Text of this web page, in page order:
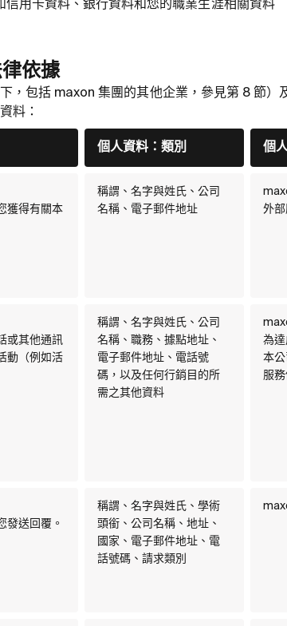
信用卡資料、銀行資料和您的職業生涯相關資料
依據
，包括 maxon 集團的其他企業，參見第 8 節）
料：
個人資料：類別 個
獲得有關本
稱謂、名字與姓氏、公司
名稱、電子郵件地址
外部
或其他通訊
動（例如活
稱謂、名字與姓氏、公司
名稱、職務、據點地址、
電子郵件地址、電話號
碼，以及任何行銷目的所
需之其他資料
為達
本
服
發送回覆。
稱謂、名字與姓氏、學術
頭銜、公司名稱、地址、
國家、電子郵件地址、電
話號碼、請求類別